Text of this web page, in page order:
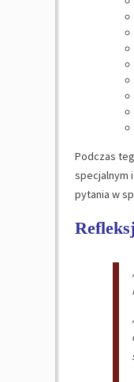
Podczas
specjalnym
pytania w